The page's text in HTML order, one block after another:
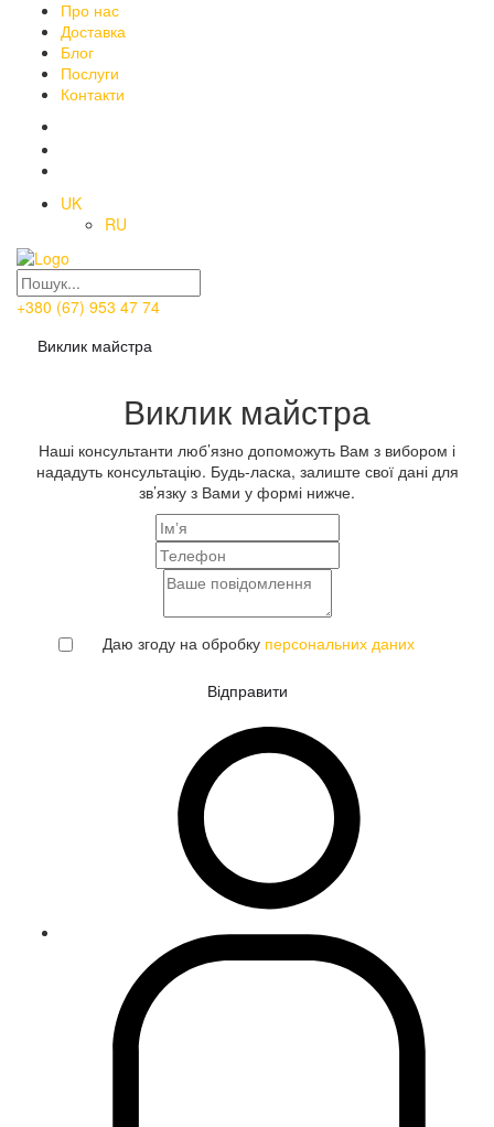
Про нас
Доставка
Блог
Послуги
Контакти
UK
RU
+380 (67) 953 47 74
Виклик майстра
Виклик майстра
Наші консультанти люб’язно допоможуть Вам з вибором і
нададуть консультацію. Будь-ласка, залиште свої дані для
зв’язку з Вами у формі нижче.
Даю згоду на обробку персональних даних
Відправити